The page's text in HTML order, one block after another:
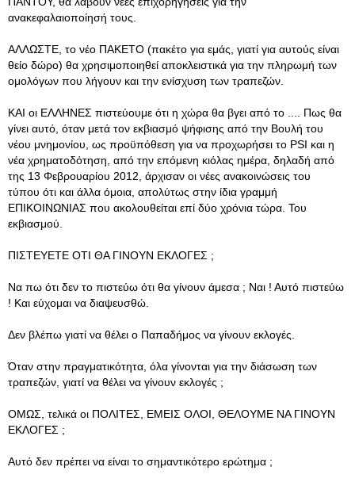
ανακεφαλαιοποίησή τους.
ΑΛΛΩΣΤΕ, το νέο ΠΑΚΕΤΟ (πακέτο για εμάς, γιατί για αυτούς είναι
θείο δώρο) θα χρησιμοποιηθεί αποκλειστικά για την πληρωμή των
ομολόγων που λήγουν και την ενίσχυση των τραπεζών.
ΚΑΙ οι ΕΛΛΗΝΕΣ πιστεύουμε ότι η χώρα θα βγει από το .... Πως θα
γίνει αυτό, όταν μετά τον εκβιασμό ψήφισης από την Βουλή του
νέου μνημονίου, ως προϋπόθεση για να προχωρήσει το PSI και η
νέα χρηματοδότηση, από την επόμενη κιόλας ημέρα, δηλαδή από
της 13 Φεβρουαρίου 2012, άρχισαν οι νέες ανακοινώσεις του
τύπου ότι και άλλα όμοια, απολύτως στην ίδια γραμμή
ΕΠΙΚΟΙΝΩΝΙΑΣ που ακολουθείται επί δύο χρόνια τώρα. Του
εκβιασμού.
ΠΙΣΤΕΥΕΤΕ ΟΤΙ ΘΑ ΓΙΝΟΥΝ ΕΚΛΟΓΕΣ ;
Να πω ότι δεν το πιστεύω ότι θα γίνουν άμεσα ; Ναι ! Αυτό πιστεύω
! Και εύχομαι να διαψευσθώ.
Δεν βλέπω γιατί να θέλει ο Παπαδήμος να γίνουν εκλογές.
Όταν στην πραγματικότητα, όλα γίνονται για την διάσωση των
τραπεζών, γιατί να θέλει να γίνουν εκλογές ;
ΟΜΩΣ, τελικά οι ΠΟΛΙΤΕΣ, ΕΜΕΙΣ ΟΛΟΙ, ΘΕΛΟΥΜΕ ΝΑ ΓΙΝΟΥΝ
ΕΚΛΟΓΕΣ ;
Αυτό δεν πρέπει να είναι το σημαντικότερο ερώτημα ;